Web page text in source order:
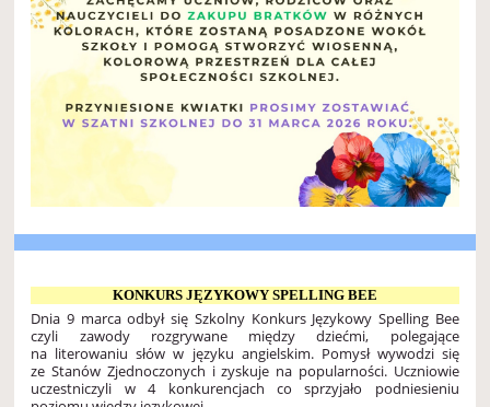
KONKURS JĘZYKOWY SPELLING BEE
Dnia 9 marca odbył się Szkolny Konkurs Językowy Spelling Bee
czyli zawody rozgrywane między dziećmi, polegające
na literowaniu słów w języku angielskim. Pomysł wywodzi się
ze Stanów Zjednoczonych i zyskuje na popularności. Uczniowie
uczestniczyli w 4 konkurencjach co sprzyjało podniesieniu